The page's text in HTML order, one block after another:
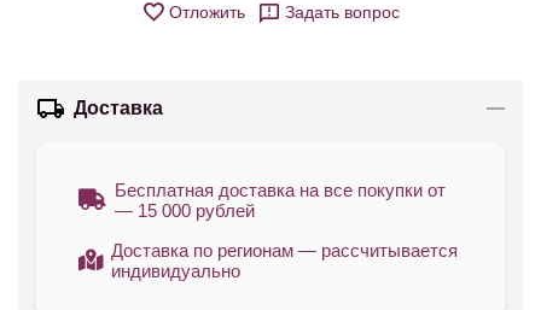
Отложить Задать вопрос
Доставка
Бесплатная доставка на все покупки от
— 15 000 рублей
Доставка по регионам — рассчитывается
индивидуально